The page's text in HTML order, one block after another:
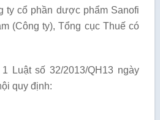
ty cổ phần dược phẩm Sanofi
(Công ty), Tổng cục Thuế có
Luật số 32/2013/QH13 ngày
quy định: